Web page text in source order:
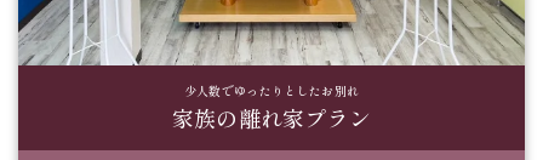
少人数でゆったりとしたお別れ
家族の離れ家プラン